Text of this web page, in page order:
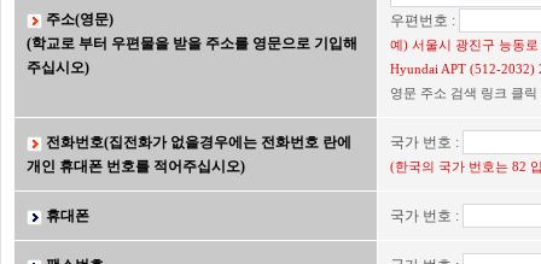
주소(영문)
(학교로 부터 우편물을 받을 주소를 영문으로 기입해
주십시오)
우편번호 :
예) 서울시 광진구 능동
Hyundai APT (512-2032)
영문 주소 검색 링크 클릭
전화번호(집전화가 없을경우에는 전화번호 란에
개인 휴대폰 번호를 적어주십시오)
국가 번호 :
(한국의 국가 번호는 82
휴대폰 국가 번호 :